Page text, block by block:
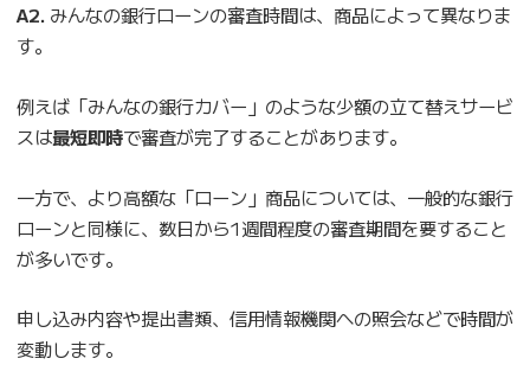
A2. みんなの銀行ローンの審査時間は、商品によって異なりま
す。
例えば「みんなの銀行カバー」のような少額の立て替えサービ
スは最短即時で審査が完了することがあります。
一方で、より高額な「ローン」商品については、一般的な銀行
ローンと同様に、数日から1週間程度の審査期間を要すること
が多いです。
申し込み内容や提出書類、信用情報機関への照会などで時間が
変動します。